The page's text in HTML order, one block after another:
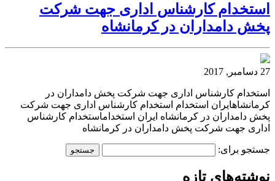
استخدام کارشناس اداری جهت شرکت
پخش دامداران در کرمانشاه
27 دسامبر, 2017
استخدام کارشناس اداری جهت شرکت پخش دامداران در
کرمانشاهایران استخدام استخدام کارشناس اداری جهت شرکت
پخش دامداران در کرمانشاه ایران استخداماستخدام کارشناس
اداری جهت شرکت پخش دامداران در کرمانشاه
جستجو برای:
نوشته‌های تازه